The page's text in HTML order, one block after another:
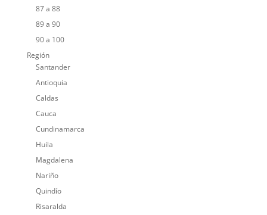
87 a 88
89 a 90
90 a 100
Región
Santander
Antioquia
Caldas
Cauca
Cundinamarca
Huila
Magdalena
Nariño
Quindío
Risaralda